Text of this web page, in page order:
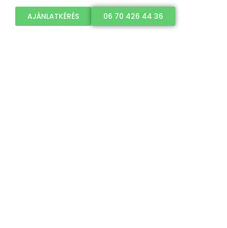
AJÁNLATKÉRÉS 06 70 426 44 36